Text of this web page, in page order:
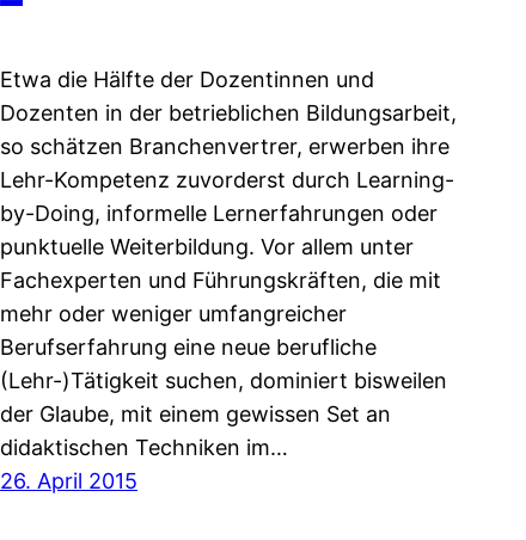
Etwa die Hälfte der Dozentinnen und
Dozenten in der betrieblichen Bildungsarbeit,
so schätzen Branchenvertrer, erwerben ihre
Lehr-Kompetenz zuvorderst durch Learning-
by-Doing, informelle Lernerfahrungen oder
punktuelle Weiterbildung. Vor allem unter
Fachexperten und Führungskräften, die mit
mehr oder weniger umfangreicher
Berufserfahrung eine neue berufliche
(Lehr-)Tätigkeit suchen, dominiert bisweilen
der Glaube, mit einem gewissen Set an
didaktischen Techniken im…
26. April 2015